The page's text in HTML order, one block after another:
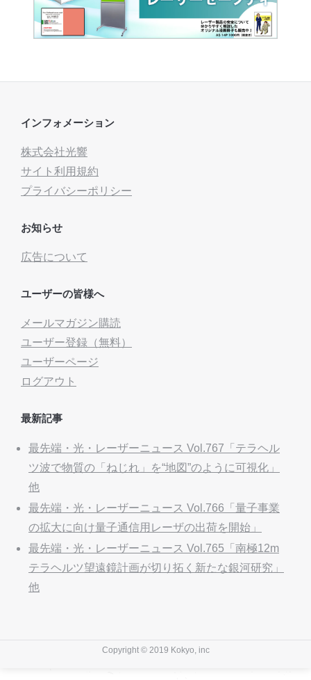
インフォメーション
株式会社光響
サイト利用規約
プライバシーポリシー
お知らせ
広告について
ユーザーの皆様へ
メールマガジン購読
ユーザー登録（無料）
ユーザーページ
ログアウト
最新記事
最先端・光・レーザーニュース Vol.767「テラヘル
ツ波で物質の「ねじれ」を“地図”のように可視化」
他
最先端・光・レーザーニュース Vol.766「量子事業
の拡大に向け量子通信用レーザの出荷を開始」
最先端・光・レーザーニュース Vol.765「南極12m
テラヘルツ望遠鏡計画が切り拓く新たな銀河研究」
他
Copyright © 2019 Kokyo, inc